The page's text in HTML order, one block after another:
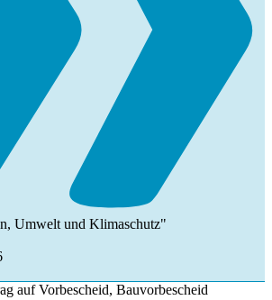
Umwelt und Klimaschutz"
auf Vorbescheid, Bauvorbescheid